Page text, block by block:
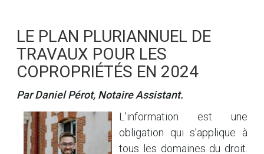
LE PLAN PLURIANNUEL DE
TRAVAUX POUR LES
COPROPRIÉTÉS EN 2024
Par Daniel Pérot, Notaire Assistant.
L’information est une
obligation qui s’applique à
tous les domaines du droit.